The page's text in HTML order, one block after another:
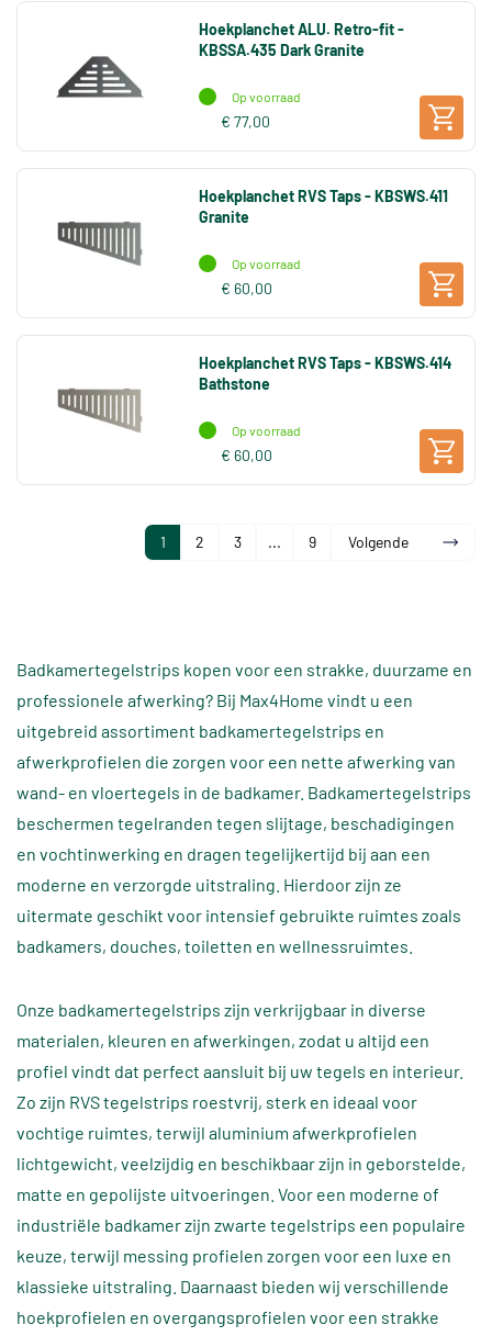
Hoekplanchet ALU. Retro-fit -
KBSSA.435 Dark Granite
Op voorraad
€ 77,00
Hoekplanchet RVS Taps - KBSWS.411
Granite
Op voorraad
€ 60,00
Hoekplanchet RVS Taps - KBSWS.414
Bathstone
Op voorraad
€ 60,00
1 2 3 ... 9 Volgende
Badkamertegelstrips kopen voor een strakke, duurzame en
professionele afwerking? Bij Max4Home vindt u een
uitgebreid assortiment badkamertegelstrips en
afwerkprofielen die zorgen voor een nette afwerking van
wand- en vloertegels in de badkamer. Badkamertegelstrips
beschermen tegelranden tegen slijtage, beschadigingen
en vochtinwerking en dragen tegelijkertijd bij aan een
moderne en verzorgde uitstraling. Hierdoor zijn ze
uitermate geschikt voor intensief gebruikte ruimtes zoals
badkamers, douches, toiletten en wellnessruimtes.
Onze badkamertegelstrips zijn verkrijgbaar in diverse
materialen, kleuren en afwerkingen, zodat u altijd een
profiel vindt dat perfect aansluit bij uw tegels en interieur.
Zo zijn RVS tegelstrips roestvrij, sterk en ideaal voor
vochtige ruimtes, terwijl aluminium afwerkprofielen
lichtgewicht, veelzijdig en beschikbaar zijn in geborstelde,
matte en gepolijste uitvoeringen. Voor een moderne of
industriële badkamer zijn zwarte tegelstrips een populaire
keuze, terwijl messing profielen zorgen voor een luxe en
klassieke uitstraling. Daarnaast bieden wij verschillende
hoekprofielen en overgangsprofielen voor een strakke